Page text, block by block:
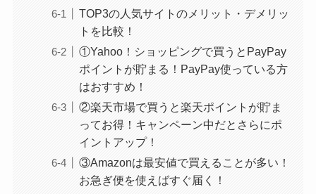
TOP3の人気サイトのメリット・デメリッ
トを比較！
①Yahoo！ショッピングで買うとPayPay
ポイントが貯まる！PayPay使っている方
はおすすめ！
②楽天市場で買うと楽天ポイントが貯ま
ってお得！キャンペーン中だとさらにポ
イントアップ！
③Amazonは最安値で買えることが多い！
お急ぎ便を使えばすぐ届く！